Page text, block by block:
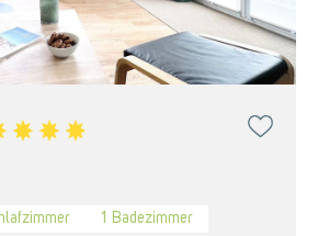
1
Badezimmer